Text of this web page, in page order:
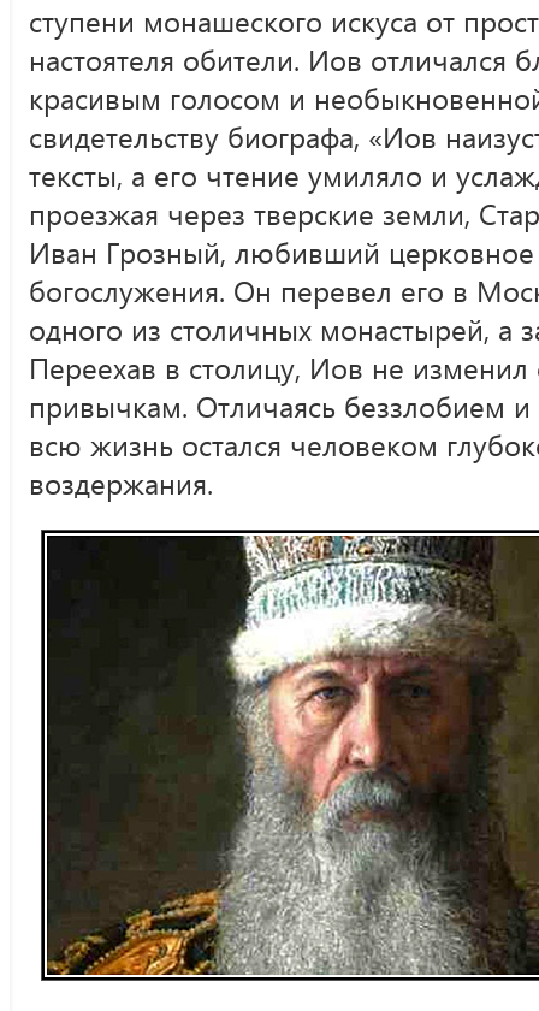
ступени монашеского искуса от
настоятеля обители. Иов отличался
красивым голосом и
свидетельству биографа, «Иов
тексты, а его чтение умиляло и
проезжая через тверские земли,
Иван Грозный, любивший
богослужения. Он перевел его в
одного из столичных монастырей, а
Переехав в столицу, Иов не
привычкам. Отличаясь беззлобием
всю жизнь остался человеком
воздержания.